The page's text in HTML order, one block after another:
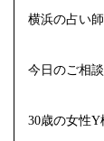
横浜の占い
今日のご相
30歳の女性Y